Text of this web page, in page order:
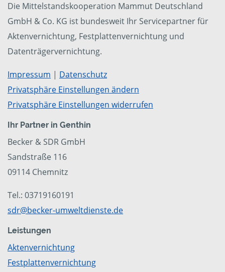
Die Mittelstandskooperation Mammut Deutschland
GmbH & Co. KG ist bundesweit Ihr Servicepartner für
Aktenvernichtung, Festplattenvernichtung und
Datenträgervernichtung.
Impressum | Datenschutz
Privatsphäre Einstellungen ändern
Privatsphäre Einstellungen widerrufen
Ihr Partner in Genthin
Becker & SDR GmbH
Sandstraße 116
09114 Chemnitz
Tel.: 03719160191
sdr@becker-umweltdienste.de
Leistungen
Aktenvernichtung
Festplattenvernichtung